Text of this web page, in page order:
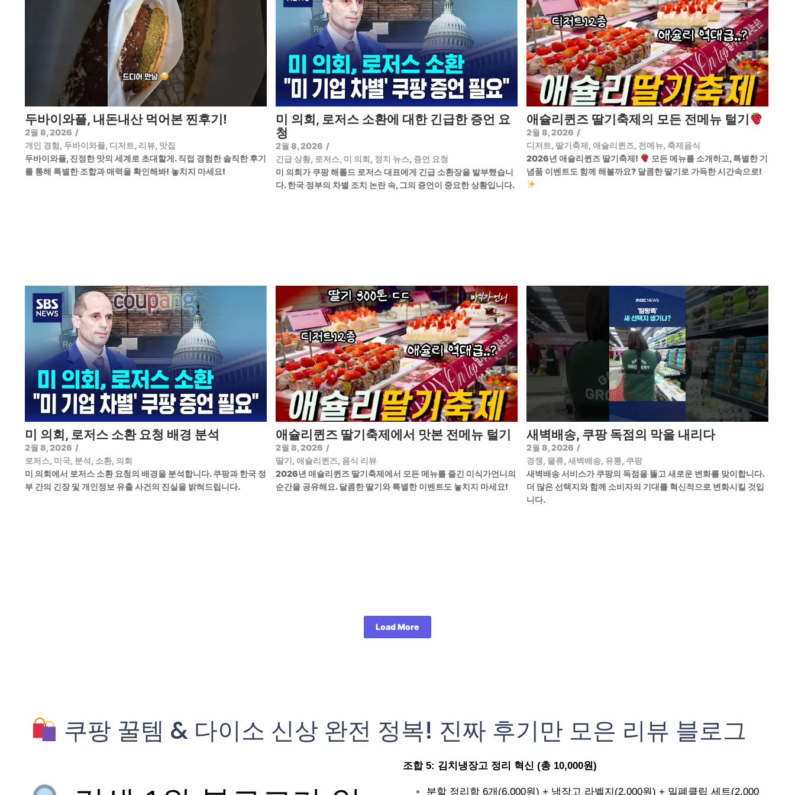
두바이와플, 내돈내산 먹어본 찐후기!
2월 8, 2026 /
개인 경험, 두바이와플, 디저트, 리뷰, 맛집
두바이와플, 진정한 맛의 세계로 초대할게. 직접 경험한 솔직한 후기
를 통해 특별한 조합과 매력을 확인해봐! 놓치지 마세요!
미 의회, 로저스 소환에 대한 긴급한 증언 요
청
2월 8, 2026 /
긴급 상황, 로저스, 미 의회, 정치 뉴스, 증언 요청
미 의회가 쿠팡 해롤드 로저스 대표에게 긴급 소환장을 발부했습니
다. 한국 정부의 차별 조치 논란 속, 그의 증언이 중요한 상황입니다.
애슐리퀸즈 딸기축제의 모든 전메뉴 털기
2월 8, 2026 /
디저트, 딸기축제, 애슐리퀸즈, 전메뉴, 축제음식
2026년 애슐리퀸즈 딸기축제!
모든 메뉴를 소개하고, 특별한 기
념품 이벤트도 함께 해볼까요? 달콤한 딸기로 가득한 시간속으로!
미 의회, 로저스 소환 요청 배경 분석
2월 8, 2026 /
로저스, 미국, 분석, 소환, 의회
미 의회에서 로저스 소환 요청의 배경을 분석합니다. 쿠팡과 한국 정
부 간의 긴장 및 개인정보 유출 사건의 진실을 밝혀드립니다.
애슐리퀸즈 딸기축제에서 맛본 전메뉴 털기
2월 8, 2026 /
딸기, 애슐리퀸즈, 음식 리뷰
2026년 애슐리퀸즈 딸기축제에서 모든 메뉴를 즐긴 미식가언니의
순간을 공유해요. 달콤한 딸기와 특별한 이벤트도 놓치지 마세요!
새벽배송, 쿠팡 독점의 막을 내리다
2월 8, 2026 /
경쟁, 물류, 새벽배송, 유통, 쿠팡
새벽배송 서비스가 쿠팡의 독점을 뚫고 새로운 변화를 맞이합니다.
더 많은 선택지와 함께 소비자의 기대를 혁신적으로 변화시킬 것입
니다.
Load More
쿠팡 꿀템 & 다이소 신상 완전 정복! 진짜 후기만 모은 리뷰 블로그
조합 5: 김치냉장고 정리 혁신 (총 10,000원)
분할 정리함 6개(6,000원) + 냉장고 라벨지(2,000원) + 밀폐클립 세트(2,000